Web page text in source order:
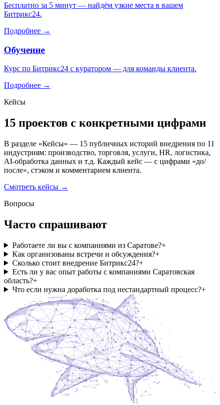
Бесплатно за 5 минут — найдём узкие места в вашем
Битрикс24.
Подробнее →
Обучение
Курс по Битрикс24 с куратором — для команды клиента.
Подробнее →
Кейсы
15 проектов с конкретными цифрами
В разделе «Кейсы» — 15 публичных историй внедрения по 11
индустриям: производство, торговля, услуги, HR, логистика,
AI-обработка данных и т.д. Каждый кейс — с цифрами «до/
после», стэком и комментарием клиента.
Смотреть кейсы →
Вопросы
Часто спрашивают
Работаете ли вы с компаниями из Саратове?+
Как организованы встречи и обсуждения?+
Сколько стоит внедрение Битрикс24?+
Есть ли у вас опыт работы с компаниями Саратовская
область?+
Что если нужна доработка под нестандартный процесс?+